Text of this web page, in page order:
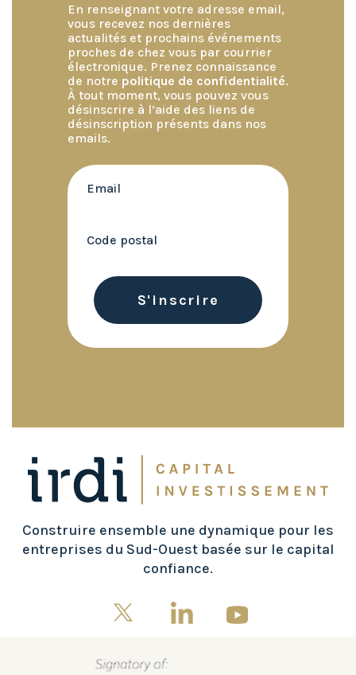
En renseignant votre adresse email,
vous recevez nos dernières
actualités et prochains événements
proches de chez vous par courrier
électronique. Prenez connaissance
de notre politique de confidentialité.
À tout moment, vous pouvez vous
désinscrire à l’aide des liens de
désinscription présents dans nos
emails.
Construire ensemble une dynamique pour les
entreprises du Sud-Ouest basée sur le capital
confiance.